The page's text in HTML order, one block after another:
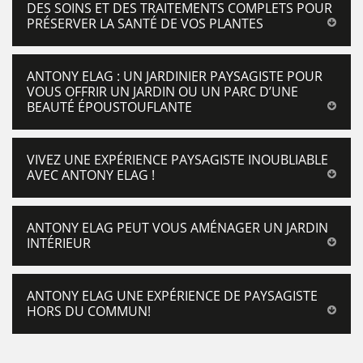
DES SOINS ET DES TRAITEMENTS COMPLETS POUR
PRÉSERVER LA SANTÉ DE VOS PLANTES
ANTONY ELAG : UN JARDINIER PAYSAGISTE POUR
VOUS OFFRIR UN JARDIN OU UN PARC D’UNE
BEAUTÉ ÉPOUSTOUFLANTE
VIVEZ UNE EXPÉRIENCE PAYSAGISTE INOUBLIABLE
AVEC ANTONY ELAG !
ANTONY ELAG PEUT VOUS AMÉNAGER UN JARDIN
INTÉRIEUR
ANTONY ELAG UNE EXPÉRIENCE DE PAYSAGISTE
HORS DU COMMUN!